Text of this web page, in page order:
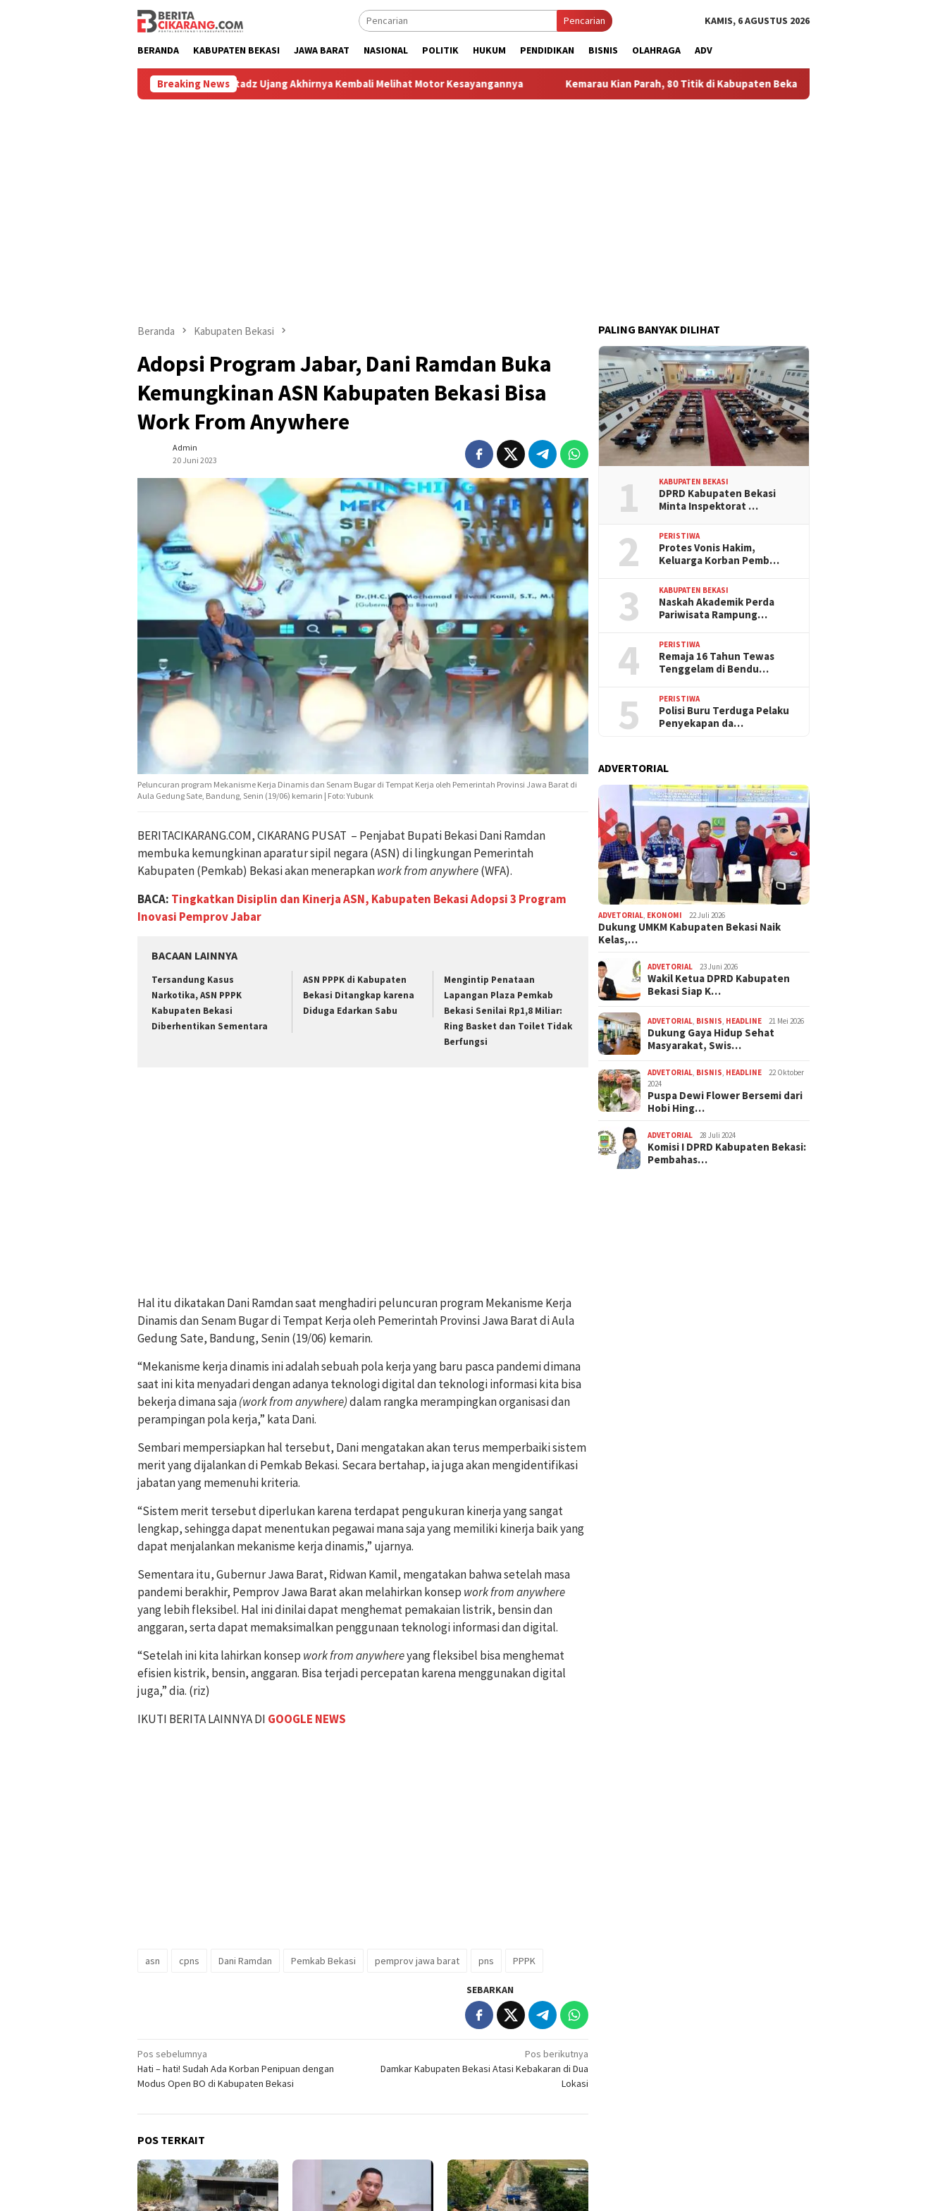
Pencarian KAMIS, 6 AGUSTUS 2026
BERANDA KABUPATEN BEKASI JAWA BARAT NASIONAL POLITIK HUKUM PENDIDIKAN BISNIS OLAHRAGA ADV
Breaking News
Hilang 5 Bulan, Ustadz Ujang Akhirnya Kembali Melihat Motor Kesayangannya Kemarau Kian Parah, 80 Titik di Kabupaten Bekasi Alami Krisis Air Bersih
Beranda Kabupaten Bekasi
Adopsi Program Jabar, Dani Ramdan Buka
Kemungkinan ASN Kabupaten Bekasi Bisa
Work From Anywhere
Admin
20 Juni 2023
Peluncuran program Mekanisme Kerja Dinamis dan Senam Bugar di Tempat Kerja oleh Pemerintah Provinsi Jawa Barat di
Aula Gedung Sate, Bandung, Senin (19/06) kemarin | Foto: Yubunk
BERITACIKARANG.COM, CIKARANG PUSAT – Penjabat Bupati Bekasi Dani Ramdan
membuka kemungkinan aparatur sipil negara (ASN) di lingkungan Pemerintah
Kabupaten (Pemkab) Bekasi akan menerapkanwork from anywhere(WFA).
BACA: Tingkatkan Disiplin dan Kinerja ASN, Kabupaten Bekasi Adopsi 3 Program
Inovasi Pemprov Jabar
BACAAN LAINNYA
Tersandung Kasus
Narkotika, ASN PPPK
Kabupaten Bekasi
Diberhentikan Sementara
ASN PPPK di Kabupaten
Bekasi Ditangkap karena
Diduga Edarkan Sabu
Mengintip Penataan
Lapangan Plaza Pemkab
Bekasi Senilai Rp1,8 Miliar:
Ring Basket dan Toilet Tidak
Berfungsi
Hal itu dikatakan Dani Ramdan saat menghadiri peluncuran program Mekanisme Kerja
Dinamis dan Senam Bugar di Tempat Kerja oleh Pemerintah Provinsi Jawa Barat di Aula
Gedung Sate, Bandung, Senin (19/06) kemarin.
“Mekanisme kerja dinamis ini adalah sebuah pola kerja yang baru pasca pandemi dimana
saat ini kita menyadari dengan adanya teknologi digital dan teknologi informasi kita bisa
bekerja dimana saja(work from anywhere)dalam rangka merampingkan organisasi dan
perampingan pola kerja,” kata Dani.
Sembari mempersiapkan hal tersebut, Dani mengatakan akan terus memperbaiki sistem
merit yang dijalankan di Pemkab Bekasi. Secara bertahap, ia juga akan mengidentifikasi
jabatan yang memenuhi kriteria.
“Sistem merit tersebut diperlukan karena terdapat pengukuran kinerja yang sangat
lengkap, sehingga dapat menentukan pegawai mana saja yang memiliki kinerja baik yang
dapat menjalankan mekanisme kerja dinamis,” ujarnya.
Sementara itu, Gubernur Jawa Barat, Ridwan Kamil, mengatakan bahwa setelah masa
pandemi berakhir, Pemprov Jawa Barat akan melahirkan konsep work from anywhere
yang lebih fleksibel. Hal ini dinilai dapat menghemat pemakaian listrik, bensin dan
anggaran, serta dapat memaksimalkan penggunaan teknologi informasi dan digital.
“Setelah ini kita lahirkan konsep work from anywhereyang fleksibel bisa menghemat
efisien kistrik, bensin, anggaran. Bisa terjadi percepatan karena menggunakan digital
juga,” dia. (riz)
IKUTI BERITA LAINNYA DI GOOGLE NEWS
asn cpns Dani Ramdan Pemkab Bekasi pemprov jawa barat pns PPPK
SEBARKAN
Navigasi
pos
Pos sebelumnya
Hati – hati! Sudah Ada Korban Penipuan dengan
Modus Open BO di Kabupaten Bekasi
Pos berikutnya
Damkar Kabupaten Bekasi Atasi Kebakaran di Dua
Lokasi
POS TERKAIT
PALING BANYAK DILIHAT
1 KABUPATEN BEKASI
DPRD Kabupaten Bekasi
Minta Inspektorat …
2 PERISTIWA
Protes Vonis Hakim,
Keluarga Korban Pemb…
3 KABUPATEN BEKASI
Naskah Akademik Perda
Pariwisata Rampung…
4 PERISTIWA
Remaja 16 Tahun Tewas
Tenggelam di Bendu…
5 PERISTIWA
Polisi Buru Terduga Pelaku
Penyekapan da…
ADVERTORIAL
ADVETORIAL EKONOMI 22 Juli 2026
Dukung UMKM Kabupaten Bekasi Naik
Kelas,…
ADVETORIAL 23 Juni 2026
Wakil Ketua DPRD Kabupaten
Bekasi Siap K…
ADVETORIAL BISNIS HEADLINE 21 Mei 2026
Dukung Gaya Hidup Sehat
Masyarakat, Swis…
ADVETORIAL BISNIS HEADLINE
22 Oktober
2024
Puspa Dewi Flower Bersemi dari
Hobi Hing…
ADVETORIAL 28 Juli 2024
Komisi I DPRD Kabupaten Bekasi:
Pembahas…